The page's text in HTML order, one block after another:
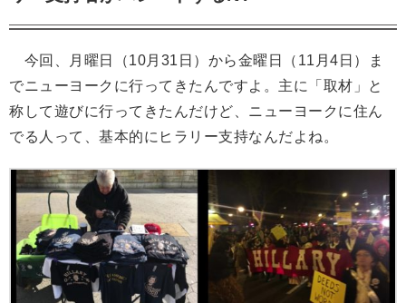
今回、月曜日（10月31日）から金曜日（11月4日）ま
でニューヨークに行ってきたんですよ。主に「取材」と
称して遊びに行ってきたんだけど、ニューヨークに住ん
でる人って、基本的にヒラリー支持なんだよね。